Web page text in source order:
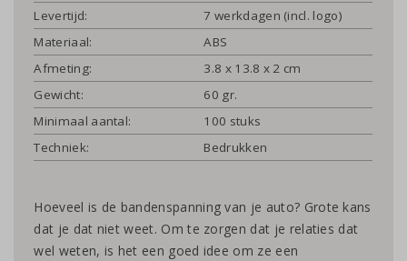
Levertijd:
7 werkdagen (incl. logo)
Materiaal:
ABS
Afmeting:
3.8 x 13.8 x 2 cm
Gewicht:
60 gr.
Minimaal aantal:
100 stuks
Techniek:
Bedrukken
Hoeveel is de bandenspanning van je auto? Grote kans
dat je dat niet weet. Om te zorgen dat je relaties dat
wel weten, is het een goed idee om ze een